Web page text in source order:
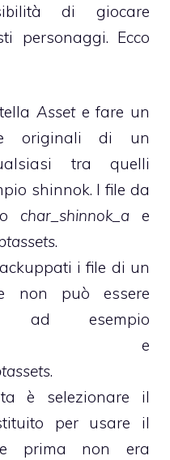
di giocare
personaggi. Ecco
Assete fare un
originali di un
tra quelli
shinnok. I file da
char_shinnok_a e
.
i file di un
non può essere
ad esempio
.
è selezionare il
per usare il
prima non era